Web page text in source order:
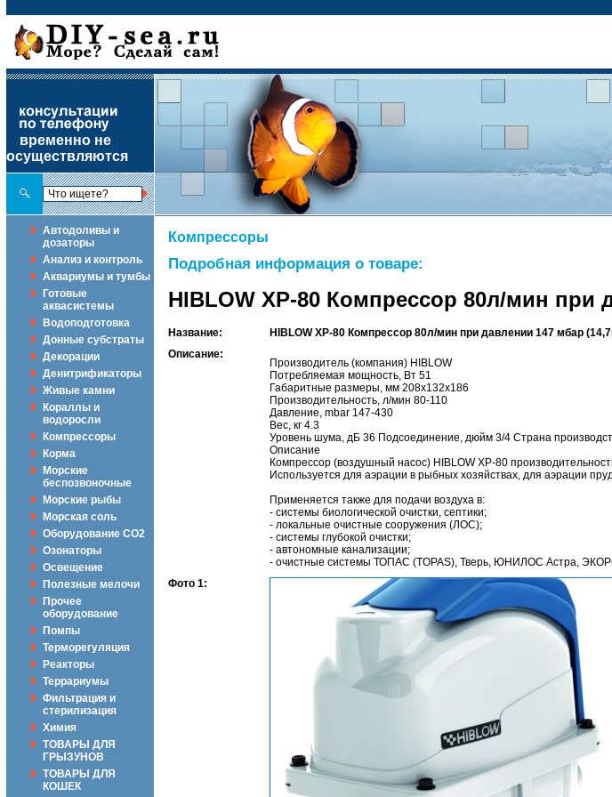
временно не
осуществляются
Автодоливы и
дозаторы
Анализ и контроль
Аквариумы и тумбы
Готовые
аквасистемы
Водоподготовка
Донные субстраты
Декорации
Денитрификаторы
Живые камни
Кораллы и
водоросли
Компрессоры
Корма
Морские
беспозвоночные
Морские рыбы
Морская соль
Оборудование CO2
Озонаторы
Освещение
Полезные мелочи
Прочее
оборудование
Помпы
Терморегуляция
Реакторы
Террариумы
Фильтрация и
стерилизация
Химия
ТОВАРЫ ДЛЯ
ГРЫЗУНОВ
ТОВАРЫ ДЛЯ
КОШЕК
Компрессоры
Подробная информация о товаре:
HIBLOW XP-80 Компрессор 80л/мин при
Название:
HIBLOW XP-80 Компрессор 80л/мин при давлении 147 мбар
Описание:
Производитель (компания) HIBLOW
Потребляемая мощность, Вт 51
Габаритные размеры, мм 208х132х186
Производительность, л/мин 80-110
Давление, mbar 147-430
Вес, кг 4.3
Уровень шума, дБ 36 Подсоединение, дюйм 3/4 Страна
Описание
Компрессор (воздушный насос) HIBLOW XP-80
Используется для аэрации в рыбных хозяйствах, для аэрации
Применяется также для подачи воздуха в:
- системы биологической очистки, септики;
- локальные очистные сооружения (ЛОС);
- системы глубокой очистки;
- автономные канализации;
- очистные системы ТОПАС (TOPAS), Тверь, ЮНИЛОС Астра,
Фото 1: